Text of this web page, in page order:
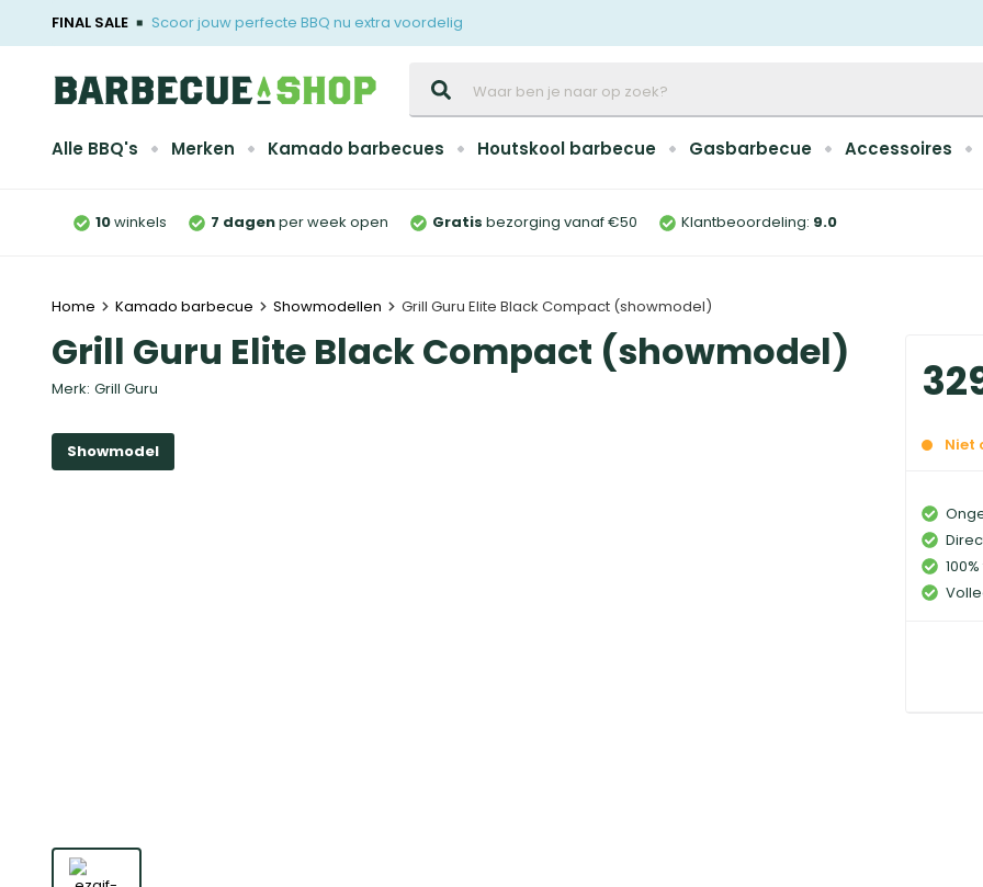
FINAL SALE Scoor jouw perfecte BBQ nu extra voordelig
Alle BBQ's Merken Kamado barbecues Houtskool barbecue Gasbarbecue Accessoires
10winkels 7 dagenper week open Gratis bezorging vanaf €50 Klantbeoordeling: 9.0
Home Kamado barbecue Showmodellen Grill Guru Elite Black Compact (showmodel)
Grill Guru Elite Black Compact (showmodel)
Merk: Grill Guru
Showmodel Niet